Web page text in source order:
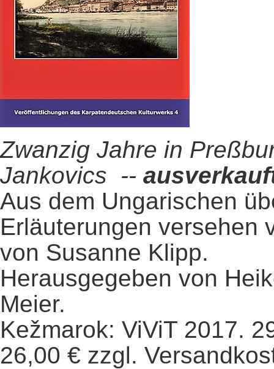
Zwanzig Jahre in
Jankovics --
Aus dem Ungarischen
Erläuterungen versehen
von Susanne Klipp.
Herausgegeben von
Meier.
Kežmarok: ViViT 2017.
26,00 € zzgl.